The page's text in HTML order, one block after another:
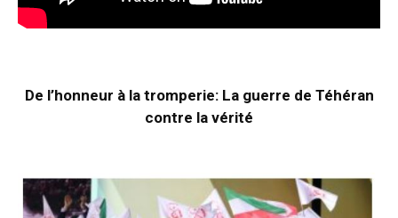
De l’honneur à la tromperie: La guerre de Téhéran
contre la vérité